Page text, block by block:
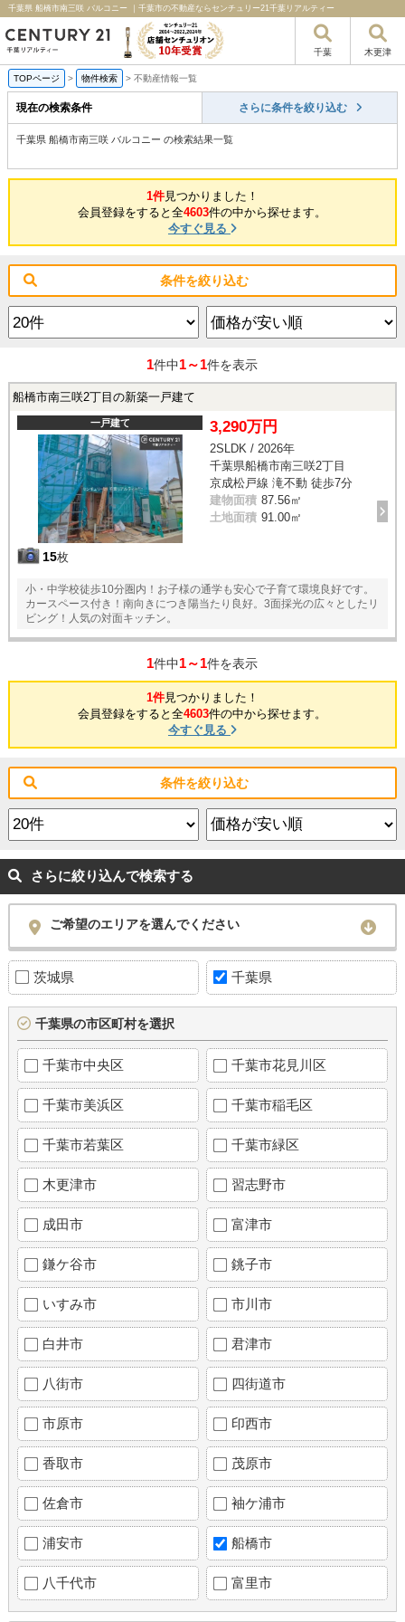
千葉県 船橋市南三咲 バルコニー ｜千葉市の不動産ならセンチュリー21千葉リアルティー
千葉 木更津
TOPページ > 物件検索 > 不動産情報一覧
現在の検索条件 さらに条件を絞り込む
千葉県 船橋市南三咲 バルコニー の検索結果一覧
1件見つかりました！
会員登録をすると全4603件の中から探せます。
今すぐ見る
条件を絞り込む
1件中1～1件を表示
船橋市南三咲2丁目の新築一戸建て
一戸建て
15枚
3,290万円
2SLDK / 2026年
千葉県船橋市南三咲2丁目
京成松戸線 滝不動 徒歩7分
建物面積 87.56㎡
土地面積 91.00㎡
小・中学校徒歩10分圏内！お子様の通学も安心で子育て環境良好です。
カースペース付き！南向きにつき陽当たり良好。3面採光の広々としたリ
ビング！人気の対面キッチン。
1件中1～1件を表示
1件見つかりました！
会員登録をすると全4603件の中から探せます。
今すぐ見る
条件を絞り込む
さらに絞り込んで検索する
ご希望のエリアを選んでください
茨城県 千葉県
千葉県の市区町村を選択
千葉市中央区 千葉市花見川区
千葉市美浜区 千葉市稲毛区
千葉市若葉区 千葉市緑区
木更津市 習志野市
成田市 富津市
鎌ケ谷市 銚子市
いすみ市 市川市
白井市 君津市
八街市 四街道市
市原市 印西市
香取市 茂原市
佐倉市 袖ケ浦市
浦安市 船橋市
八千代市 富里市